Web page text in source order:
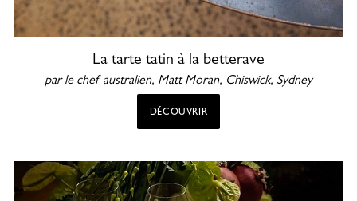
La tarte tatin à la betterave
par le chef australien, Matt Moran, Chiswick, Sydney
DÉCOUVRIR